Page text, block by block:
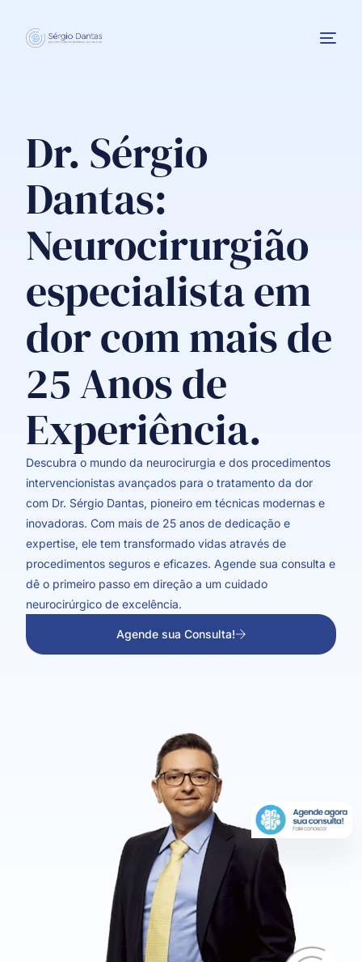
Dr. Sérgio
Dantas:
Neurocirurgião
especialista em
dor com mais de
25 Anos de
Experiência.
Descubra o mundo da neurocirurgia e dos procedimentos
intervencionistas avançados para o tratamento da dor
com Dr. Sérgio Dantas, pioneiro em técnicas modernas e
inovadoras. Com mais de 25 anos de dedicação e
expertise, ele tem transformado vidas através de
procedimentos seguros e eficazes. Agende sua consulta e
dê o primeiro passo em direção a um cuidado
neurocirúrgico de excelência.
Agende sua Consulta!